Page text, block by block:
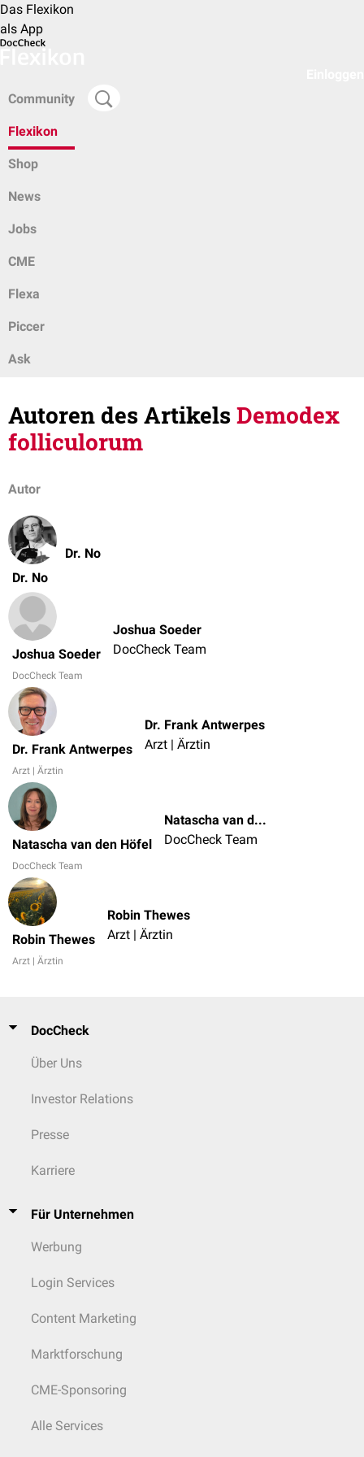
Das Flexikon
als App
Community
Flexikon
Shop
News
Jobs
CME
Flexa
Piccer
Ask
Autoren des ArtikelsDemodex
folliculorum
Autor
Dr. No
Dr. No
Joshua Soeder
DocCheck Team
Joshua Soeder
DocCheck Team
Dr. Frank Antwerpes
Arzt | Ärztin
Dr. Frank Antwerpes
Arzt | Ärztin
Natascha van den Höfel
DocCheck Team
Natascha van den Höfel
DocCheck Team
Robin Thewes
Arzt | Ärztin
Robin Thewes
Arzt | Ärztin
DocCheck
Über Uns
Investor Relations
Presse
Karriere
Für Unternehmen
Werbung
Login Services
Content Marketing
Marktforschung
CME-Sponsoring
Alle Services